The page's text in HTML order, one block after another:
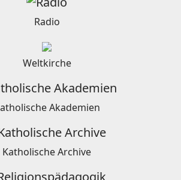
Radio
Weltkirche
Akademien
Katholische Archive